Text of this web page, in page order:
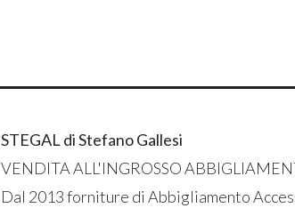
STEGAL di Stefano Gallesi
VENDITA ALL'INGROSSO
Dal 2013 forniture di Abbigliamento